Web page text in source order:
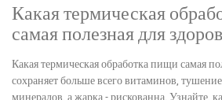
Какая термическая
самая полезная для
Какая термическая обработка пищи самая
сохраняет больше всего витаминов,
минералов, а жарка - рискованна. Узнайте,